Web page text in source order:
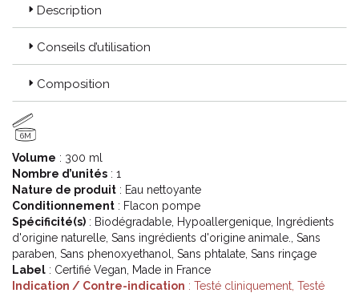
Description
Conseils d’utilisation
Composition
6M
Volume : 300 ml
Nombre d’unités : 1
Nature de produit : Eau nettoyante
Conditionnement : Flacon pompe
Spécificité(s) : Biodégradable, Hypoallergenique, Ingrédients
d'origine naturelle, Sans ingrédients d'origine animale., Sans
paraben, Sans phenoxyethanol, Sans phtalate, Sans rinçage
Label : Certifié Vegan, Made in France
Indication / Contre-indication : Testé cliniquement, Testé